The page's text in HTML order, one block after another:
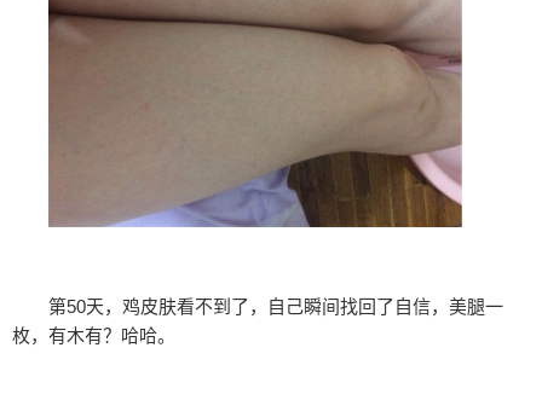
第50天，鸡皮肤看不到了，自己瞬间找回了自信，美腿一
枚，有木有？哈哈。